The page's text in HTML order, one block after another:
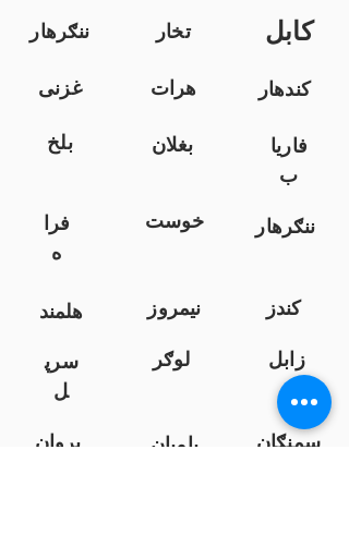
ننګرهار تخار کابل
غزنی هرات
کندهار
بلخ
بغلان
فاریا
ب
فرا
ه
خوست ننګرهار
هلمند نیمروز
کندز
سرپ
ل
لوګر زابل
پروان بامیان سمنګان